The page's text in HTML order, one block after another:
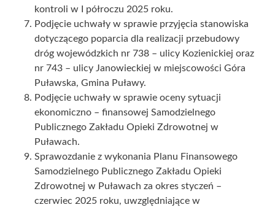
kontroli w I półroczu 2025 roku.
Podjęcie uchwały w sprawie przyjęcia stanowiska
dotyczącego poparcia dla realizacji przebudowy
dróg wojewódzkich nr 738 – ulicy Kozienickiej oraz
nr 743 – ulicy Janowieckiej w miejscowości Góra
Puławska, Gmina Puławy.
Podjęcie uchwały w sprawie oceny sytuacji
ekonomiczno – finansowej Samodzielnego
Publicznego Zakładu Opieki Zdrowotnej w
Puławach.
Sprawozdanie z wykonania Planu Finansowego
Samodzielnego Publicznego Zakładu Opieki
Zdrowotnej w Puławach za okres styczeń –
czerwiec 2025 roku, uwzględniające w